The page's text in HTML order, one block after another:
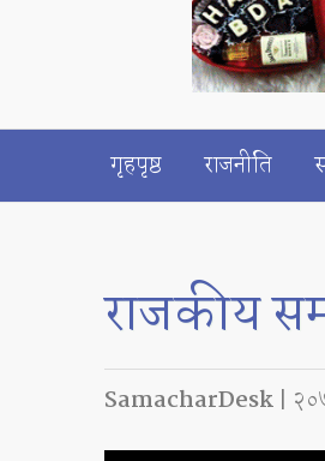
गृहपृष्ठ राजनीति
राजकीय
SamacharDesk |